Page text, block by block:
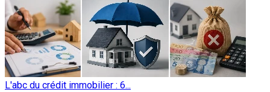
L'abc du crédit immobilier : 6...